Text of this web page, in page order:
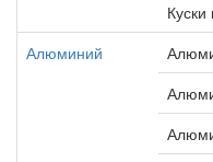
Куски
Алюминий